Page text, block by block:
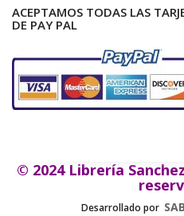
ACEPTAMOS TODAS LAS
DE PAY PAL
© 2024 Librería
Desarrollado por